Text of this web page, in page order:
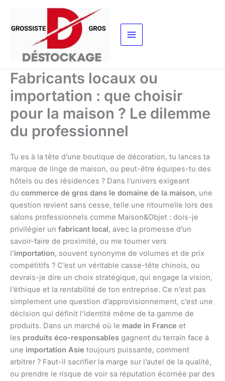
contenu
Fabricants locaux ou
importation : que choisir
pour la maison ? Le dilemme
du professionnel
Tu es à la tête d’une boutique de décoration, tu lances ta
marque de linge de maison, ou peut-être équipes-tu des
hôtels ou des résidences ? Dans l’univers exigeant
du commerce de gros dans le domaine de la maison, une
question revient sans cesse, telle une ritournelle lors des
salons professionnels comme Maison&Objet : dois-je
privilégier un fabricant local, avec la promesse d’un
savoir-faire de proximité, ou me tourner vers
l’importation, souvent synonyme de volumes et de prix
compétitifs ? C’est un véritable casse-tête chinois, ou
devrais-je dire un choix stratégique, qui engage la vision,
l’éthique et la rentabilité de ton entreprise. Ce n’est pas
simplement une question d’approvisionnement, c’est une
décision qui définit l’identité même de ta gamme de
produits. Dans un marché où le made in France et
les produits éco-responsables gagnent du terrain face à
une importation Asie toujours puissante, comment
arbitrer ? Faut-il sacrifier la marge sur l’autel de la qualité,
ou prendre le risque de voir sa réputation écornée par des